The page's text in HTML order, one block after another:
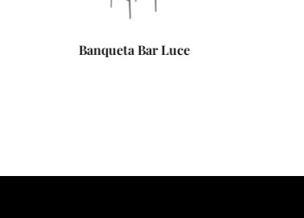
Mesa Bistrot Luce